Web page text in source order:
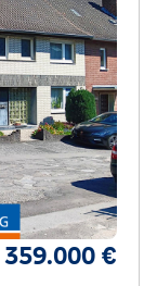
359.000 €